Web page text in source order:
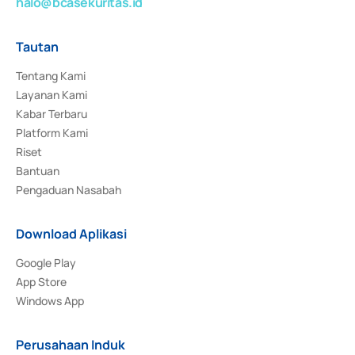
Tautan
Tentang Kami
Layanan Kami
Kabar Terbaru
Platform Kami
Riset
Bantuan
Pengaduan Nasabah
Download Aplikasi
Google Play
App Store
Windows App
Perusahaan Induk